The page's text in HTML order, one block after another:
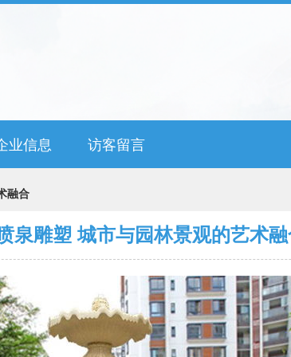
业信息 访客留言
融合
泉雕塑 城市与园林景观的艺术